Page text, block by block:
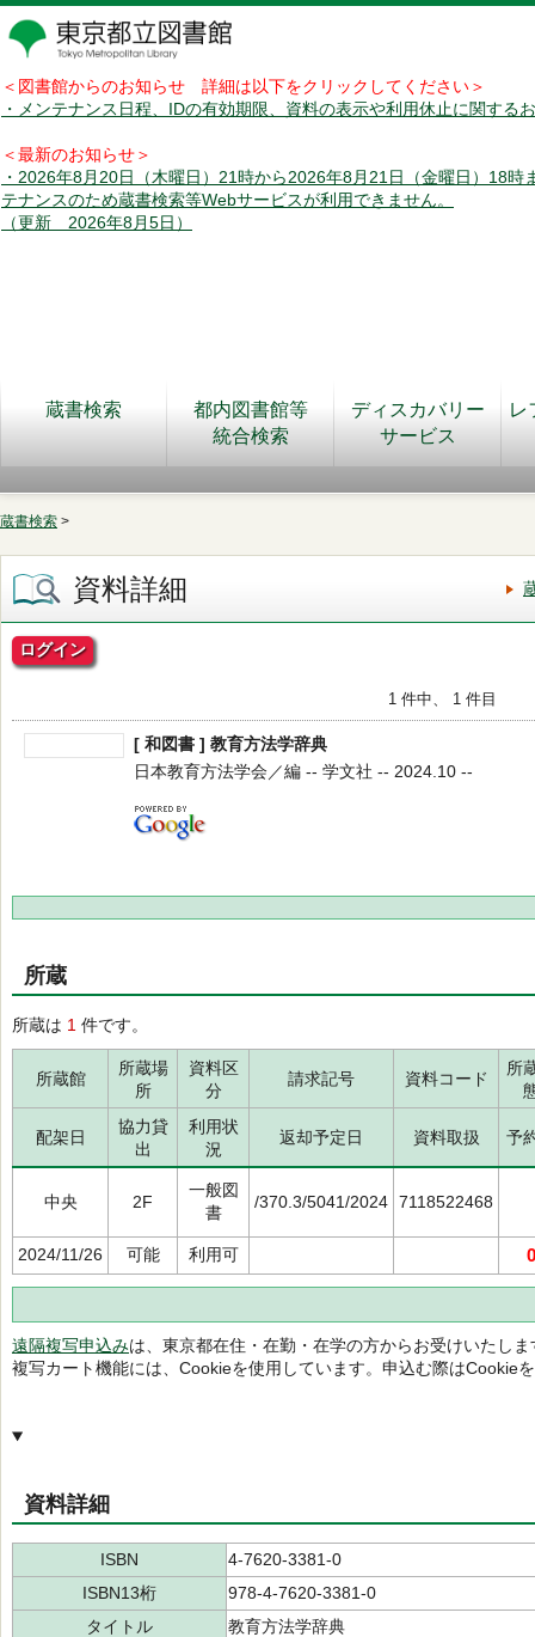
＜図書館からのお知らせ 詳細は以下をクリックしてください＞
・メンテナンス日程、IDの有効期限、資料の表示や利用休止に関する
＜最新のお知らせ＞
・2026年8月20日（木曜日）21時から2026年8月21日（金曜日）18時
テナンスのため蔵書検索等Webサービスが利用できません。
（更新 2026年8月5日）
蔵書検索
都内図書館等
統合検索
ディスカバリー
サービス
レ
蔵書検索 >
資料詳細
ログイン
1 件中、 1 件目
[ 和図書 ] 教育方法学辞典
日本教育方法学会／編 -- 学文社 -- 2024.10 --
所蔵
所蔵は 1 件です。
所蔵館
所蔵場
所
資料区
分
請求記号 資料コード
所
配架日
協力貸
出
利用状
況
返却予定日 資料取扱 予
中央 2F
一般図
書
/370.3/5041/2024 7118522468
2024/11/26 可能 利用可 0
遠隔複写申込みは、東京都在住・在勤・在学の方からお受けいたしま
複写カート機能には、Cookieを使用しています。申込む際はCookie
資料詳細
ISBN
4-7620-3381-0
ISBN13桁
978-4-7620-3381-0
タイトル
教育方法学辞典